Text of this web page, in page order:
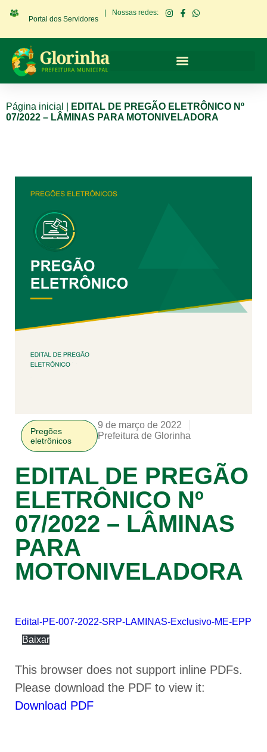
Portal dos Servidores
Nossas redes:
Página inicial
EDITAL DE PREGÃO ELETRÔNICO Nº
07/2022 – LÂMINAS PARA MOTONIVELADORA
Pregões
eletrônicos
9 de março de 2022
Prefeitura de Glorinha
EDITAL DE PREGÃO
ELETRÔNICO Nº
07/2022 – LÂMINAS
PARA
MOTONIVELADORA
Edital-PE-007-2022-SRP-LAMINAS-Exclusivo-ME-EPP
Baixar
This browser does not support inline PDFs.
Please download the PDF to view it:
Download PDF